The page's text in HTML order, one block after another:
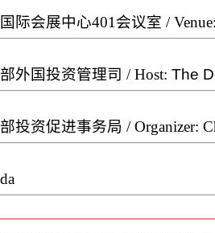
际会展中心401会议室 /
外国投资管理司 / Host: The
投资促进事务局 / Organizer: